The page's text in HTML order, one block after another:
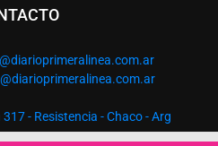
- Resistencia - Chaco - Arg